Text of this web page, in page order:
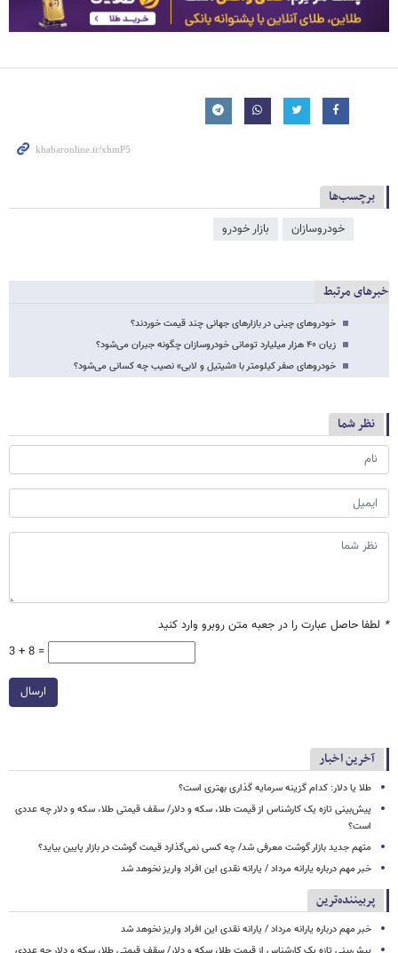
برچسب‌ها
خودروسازان بازار خودرو
خبرهای مرتبط
خودروهای چینی در بازارهای جهانی چند قیمت خوردند؟
زیان ۴۰ هزار میلیارد تومانی خودروسازان چگونه جبران می‌شود؟
خودروهای صفر کیلومتر با «شیتیل و لابی» نصیب چه کسانی می‌شود؟
نظر شما
* لطفا حاصل عبارت را در جعبه متن روبرو وارد کنید
3 + 8 =
ارسال
آخرین اخبار
طلا یا دلار: کدام گزینه سرمایه گذاری بهتری است؟
پیش‌بینی تازه یک کارشناس از قیمت طلا، سکه و دلار/ سقف قیمتی طلا، سکه و دلار چه عددی
است؟
متهم جدید بازار گوشت معرفی شد/ چه کسی نمی‌گذارد قیمت گوشت در بازار پایین بیاید؟
خبر مهم درباره یارانه مرداد / یارانه نقدی این افراد واریز نخوهد شد
پربیننده‌ترین
خبر مهم درباره یارانه مرداد / یارانه نقدی این افراد واریز نخوهد شد